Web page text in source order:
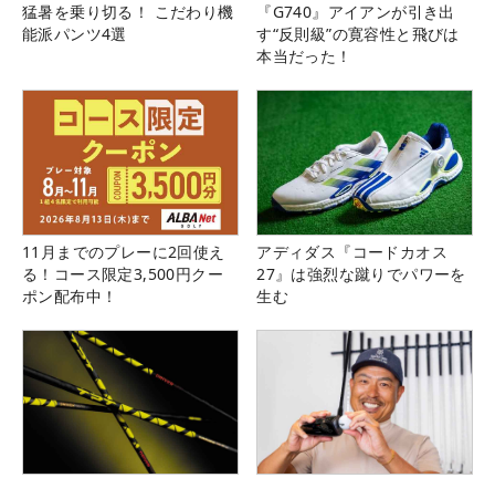
猛暑を乗り切る！ こだわり機
能派パンツ4選
『G740』アイアンが引き出
す“反則級”の寛容性と飛びは
本当だった！
11月までのプレーに2回使え
る！コース限定3,500円クー
ポン配布中！
アディダス『コードカオス
27』は強烈な蹴りでパワーを
生む